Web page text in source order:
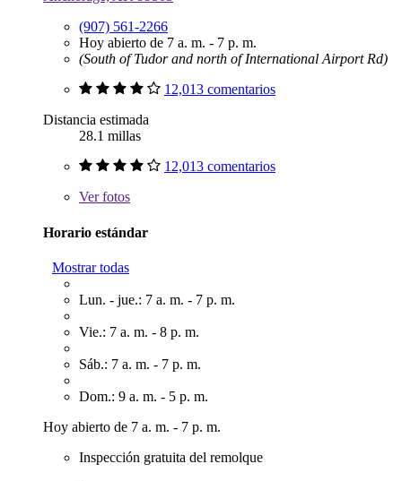
(907) 561-2266
Hoy abierto de 7 a. m. - 7 p. m.
(South of Tudor and north of International Airport Rd)
12,013 comentarios
Distancia estimada
28.1 millas
12,013 comentarios
Verfotos
Horario estándar
Mostrar todas
Lun. - jue.: 7 a. m. - 7 p. m.
Vie.: 7 a. m. - 8 p. m.
Sáb.: 7 a. m. - 7 p. m.
Dom.: 9 a. m. - 5 p. m.
Hoy abierto de 7 a. m. - 7 p. m.
Inspección gratuita del remolque